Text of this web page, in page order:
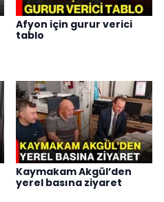
Afyon için gurur verici
tablo
Kaymakam Akgül’den
yerel basına ziyaret